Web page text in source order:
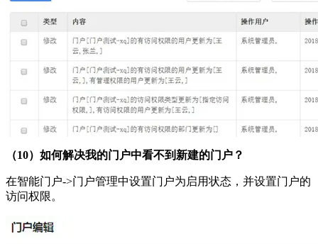
（10）如何解决我的门户中看不到新建的门户？
在智能门户->门户管理中设置门户为启用状态，并设置门户的
访问权限。